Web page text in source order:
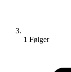
1 Følger